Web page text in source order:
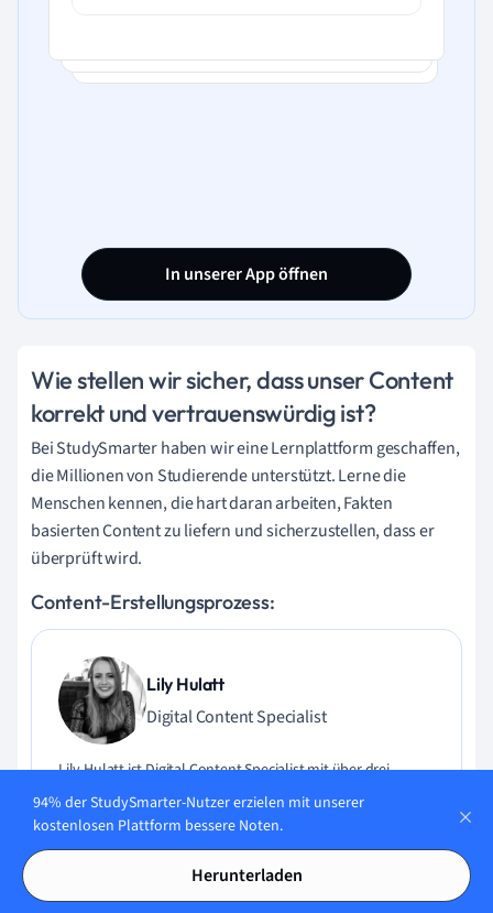
In unserer App öffnen
Wie stellen wir sicher, dass unser Content
korrekt und vertrauenswürdig ist?
Bei StudySmarter haben wir eine Lernplattform geschaffen,
die Millionen von Studierende unterstützt. Lerne die
Menschen kennen, die hart daran arbeiten, Fakten
basierten Content zu liefern und sicherzustellen, dass er
überprüft wird.
Content-Erstellungsprozess:
Lily Hulatt
Digital Content Specialist
Lily Hulatt ist Digital Content Specialist mit über drei
Jahren Erfahrung in Content-Strategie und Curriculum-
Design. Sie hat 2022 ihren Doktortitel in Englischer Literatur
Fachbereich Englische Studien unterrichtet und an
94% der StudySmarter-Nutzer erzielen mit unserer
kostenlosen Plattform bessere Noten.
Herunterladen